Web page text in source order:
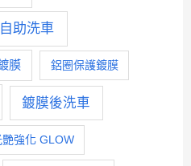
自助洗車
膜 鋁圈保護鍍膜
鍍膜後洗車
強化 GLOW